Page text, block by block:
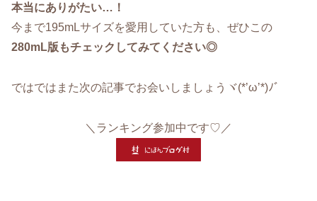
本当にありがたい…！
今まで195mLサイズを愛用していた方も、ぜひこの
280mL版もチェックしてみてください◎
ではではまた次の記事でお会いしましょうヾ(*’ω’*)ﾉﾞ
＼ランキング参加中です♡／